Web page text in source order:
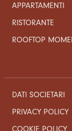
APPARTAMENTI
RISTORANTE
ROOFTOP
DATI SOCIETARI
PRIVACY POLICY
COOKIE POLICY